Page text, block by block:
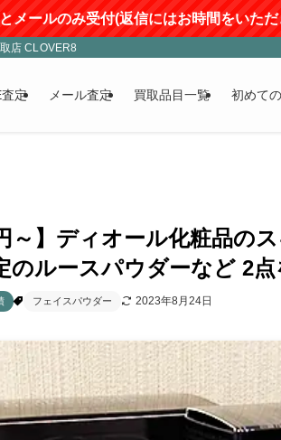
受付(返信にはお時間をいただきます)
店 CLOVER8
定 メール査定 買取品目一覧 初めて
～】ディオール化粧品の
のルースパウダーなど 2
フェイスパウダー 2023年8月24日